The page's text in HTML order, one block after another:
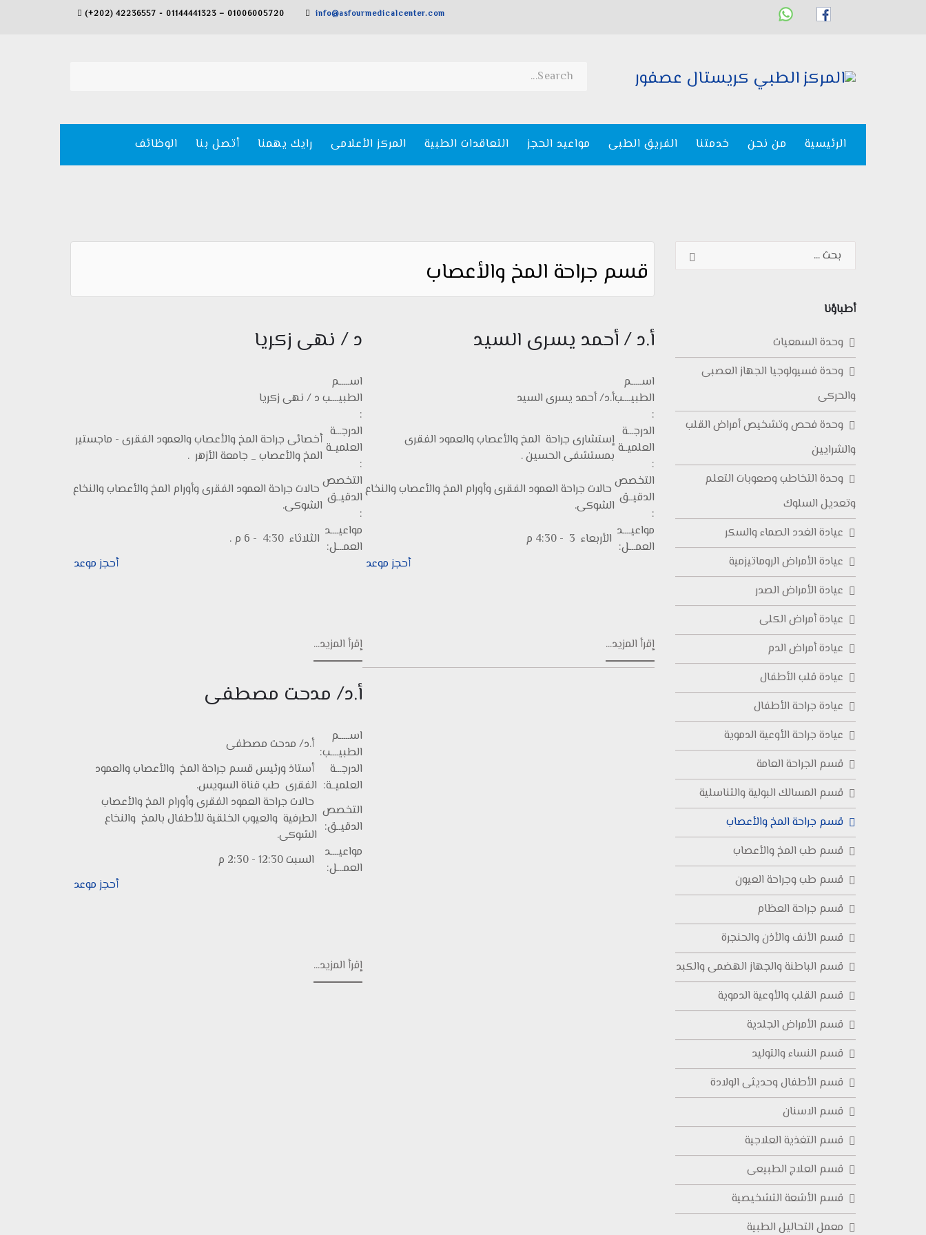
(+202) 42236557 - 01144441323 – 01006005720 info@asfourmedicalcenter.com
الرئيسية من نحن خدمتنا الفريق الطبى مواعيد الحجز التعاقدات الطبية المركز الأعلامى رايك يهمنا أتصل بنا الوظائف
أطباؤنا
وحدة السمعيات
وحدة فسيولوجيا الجهاز العصبى
والحركى
وحدة فحص وتشخيص أمراض القلب
والشرايين
وحدة التخاطب وصعوبات التعلم
وتعديل السلوك
عيادة الغدد الصماء والسكر
عيادة الأمراض الروماتيزمية
عيادة الأمراض الصدر
عيادة أمراض الكلى
عيادة أمراض الدم
عيادة قلب الأطفال
عيادة جراحة الأطفال
عيادة جراحة الأوعية الدموية
قسم الجراحة العامة
قسم المسالك البولية والتناسلية
قسم جراحة المخ والأعصاب
قسم طب المخ والأعصاب
قسم طب وجراحة العيون
قسم جراحة العظام
قسم الأنف والأذن والحنجرة
قسم الباطنة والجهاز الهضمى والكبد
قسم القلب والأوعية الدموية
قسم الأمراض الجلدية
قسم النساء والتوليد
قسم الأطفال وحديثى الولادة
قسم الاسنان
قسم التغذية العلاجية
قسم العلاج الطبيعى
قسم الأشعة التشخيصية
معمل التحاليل الطبية
قسم جراحة المخ والأعصاب
د / نهى زكريا
د / نهى زكريا
اســـــم
الطبيــــب
:
أخصائى جراحة المخ والأعصاب والعمود الفقرى - ماجستير
المخ والأعصاب _ جامعة الأزهر .
الدرجـــة
العلميــة
:
حالات جراحة العمود الفقرى وأورام المخ والأعصاب والنخاع
الشوكى.
التخصص
الدقيــق
:
الثلاثاء 4:30 - 6 م . مواعيــــد
العمـــل:
أحجز موعد
إقرأ المزيد...
أ.د / أحمد يسرى السيد
أ.د/ أحمد يسرى السيد
اســـــم
الطبيــــب
:
إستشارى جراحة المخ والأعصاب والعمود الفقرى
بمستشفى الحسين .
الدرجـــة
العلميــة
:
حالات جراحة العمود الفقرى وأورام المخ والأعصاب والنخاع
الشوكى.
التخصص
الدقيــق
:
الأربعاء 3 - 4:30 م مواعيــــد
العمـــل:
أحجز موعد
إقرأ المزيد...
أ.د/ مدحت مصطفى
أ.د/ مدحت مصطفى
اســـــم
الطبيــــب:
أستاذ ورئيس قسم جراحة المخ والأعصاب والعمود
الفقرى طب قناة السويس.
الدرجـــة
العلميــة:
حالات جراحة العمود الفقرى وأورام المخ والأعصاب
الطرفية والعيوب الخلقية للأطفال بالمخ والنخاع
الشوكى.
التخصص
الدقيــق:
السبت 12:30 - 2:30 م
مواعيــــد
العمـــل:
أحجز موعد
إقرأ المزيد...